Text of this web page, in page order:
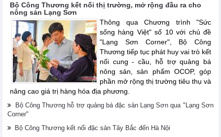
Bộ Công Thương kết nối thị trường, mở rộng đầu ra cho
nông sản Lạng Sơn
Thông qua Chương trình "Sức
sống hàng Việt" số 10 với chủ đề
"Lạng Sơn Corner", Bộ Công
Thương tiếp tục phát huy vai trò kết
nối cung - cầu, hỗ trợ quảng bá
nông sản, sản phẩm OCOP, góp
phần mở rộng thị trường tiêu thụ và
nâng cao giá trị hàng hóa địa phương.
Bộ Công Thương hỗ trợ quảng bá đặc sản Lạng Sơn qua "Lạng Sơn
Corner"
Bộ Công Thương kết nối đặc sản Tây Bắc đến Hà Nội